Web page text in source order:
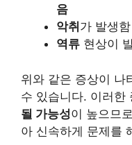
음
악취 가 발생함
역류 현상이
위와 같은 증상이 나
수 있습니다. 이러한
될 가능성이 높으므
아 신속하게 문제를